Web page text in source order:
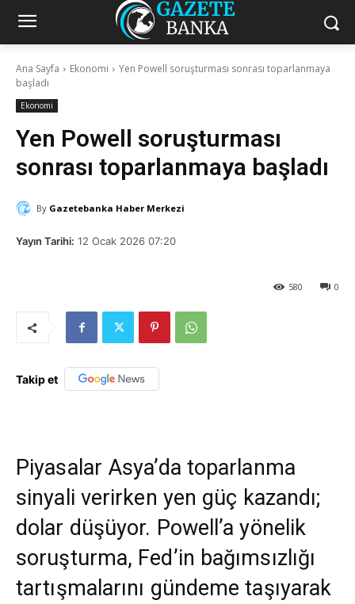
Ana Sayfa Ekonomi
Yen Powell soruşturması sonrası toparlanmaya
başladı
Ekonomi
Yen Powell soruşturması
sonrası toparlanmaya başladı
By Gazetebanka Haber Merkezi
Yayın Tarihi: 12 Ocak 2026 07:20
0
580
Takip et
Piyasalar Asya’da toparlanma
sinyali verirken yen güç kazandı;
dolar düşüyor. Powell’a yönelik
soruşturma, Fed’in bağımsızlığı
tartışmalarını gündeme taşıyarak